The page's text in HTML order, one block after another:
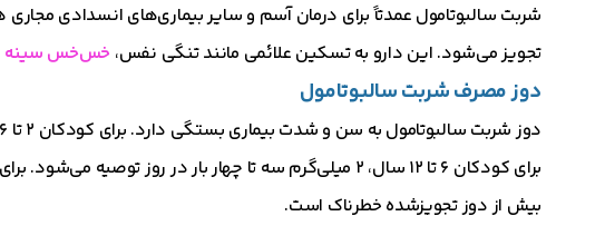
تجویز می‌شود. این دارو به تسکین علائمی مانند تنگی نفس، خس‌خس سینه
دوز مصرف شربت سالبوتامول
بیش از دوز تجویز‌شده خطرناک است.